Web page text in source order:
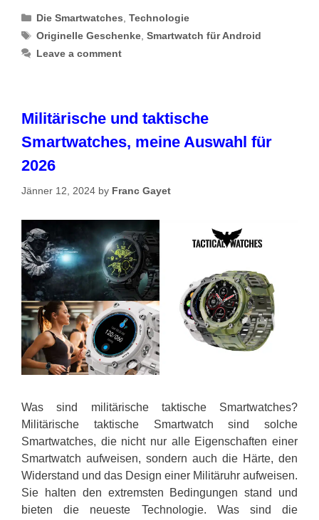
Categories
Die Smartwatches ,Technologie
Tags
Originelle Geschenke ,Smartwatch für Android
Leave a comment
Militärische und taktische
Smartwatches, meine Auswahl für
2026
Jänner 12, 2024 by Franc Gayet
Was sind militärische taktische Smartwatches?
Militärische taktische Smartwatch sind solche
Smartwatches, die nicht nur alle Eigenschaften einer
Smartwatch aufweisen, sondern auch die Härte, den
Widerstand und das Design einer Militäruhr aufweisen.
Sie halten den extremsten Bedingungen stand und
bieten die neueste Technologie. Was sind die